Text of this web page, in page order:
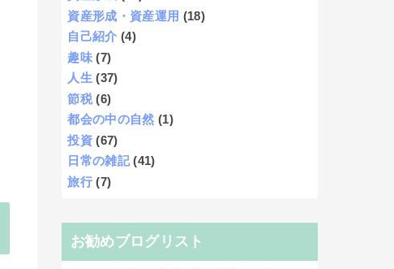
資産形成・資産運用 (18)
自己紹介 (4)
趣味 (7)
人生 (37)
節税 (6)
都会の中の自然 (1)
投資 (67)
日常の雑記 (41)
旅行 (7)
お勧めブログリスト